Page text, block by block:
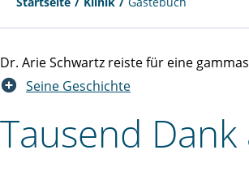
Dr. Arie Schwartz reiste für eine
Seine Geschichte
Tausend